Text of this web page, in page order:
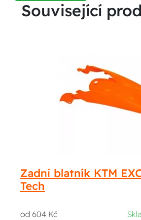
Související
Zadní blatník KTM
Tech
od 604 Kč